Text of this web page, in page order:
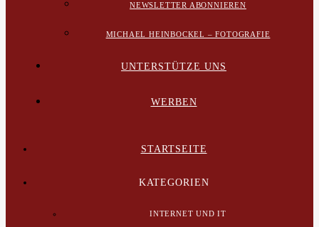
NEWSLETTER ABONNIEREN
MICHAEL HEINBOCKEL – FOTOGRAFIE
UNTERSTÜTZE UNS
WERBEN
STARTSEITE
KATEGORIEN
INTERNET UND IT